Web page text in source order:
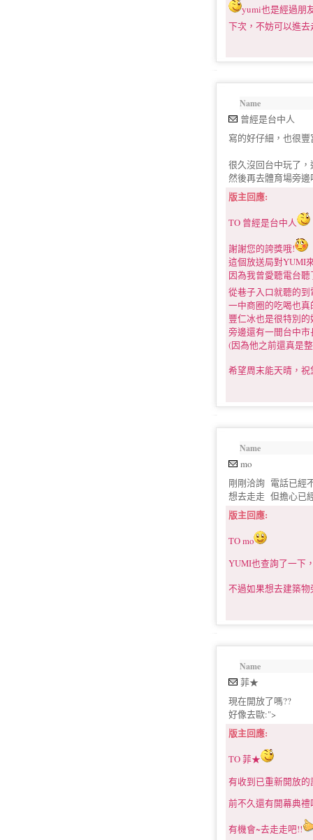
yumi也是經過朋
下次，不妨可以進
Name
曾經是台中人
寫的好仔細，也很
很久沒回台中玩了
然後再去體育場旁
版主回應:
TO 曾經是台中人
謝謝您的誇獎哦!
這個放送局對YUMI
因為我曾愛聽電台
從巷子入口就聽的
一中商圈的吃喝也
豐仁冰也是很特別
旁邊還有一間台中
(因為他之前還真是
希望周末能天晴，
Name
mo
剛剛洽詢 電話已經
想去走走 但擔心已
版主回應:
TO mo
YUMI也查詢了一下
不過如果想去建築
Name
菲★
現在開放了嗎??
好像去歐:">
版主回應:
TO 菲★
有收到已重新開放
前不久還有開幕典禮
有機會~去走走吧!!